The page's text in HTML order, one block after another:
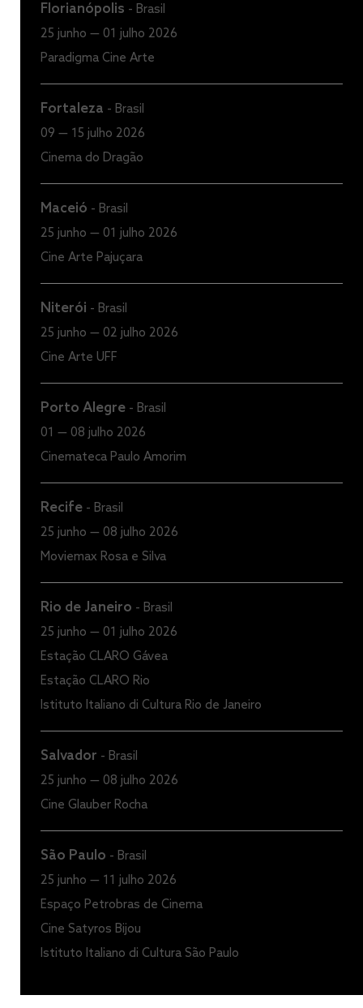
Florianópolis - Brasil
25 junho — 01 julho 2026
Paradigma Cine Arte
Fortaleza - Brasil
09 — 15 julho 2026
Cinema do Dragão
Maceió - Brasil
25 junho — 01 julho 2026
Cine Arte Pajuçara
Niterói - Brasil
25 junho — 02 julho 2026
Cine Arte UFF
Porto Alegre - Brasil
01 — 08 julho 2026
Cinemateca Paulo Amorim
Recife - Brasil
25 junho — 08 julho 2026
Moviemax Rosa e Silva
Rio de Janeiro - Brasil
25 junho — 01 julho 2026
Estação CLARO Gávea
Estação CLARO Rio
Istituto Italiano di Cultura Rio de Janeiro
Salvador - Brasil
25 junho — 08 julho 2026
Cine Glauber Rocha
São Paulo - Brasil
25 junho — 11 julho 2026
Espaço Petrobras de Cinema
Cine Satyros Bijou
Istituto Italiano di Cultura São Paulo